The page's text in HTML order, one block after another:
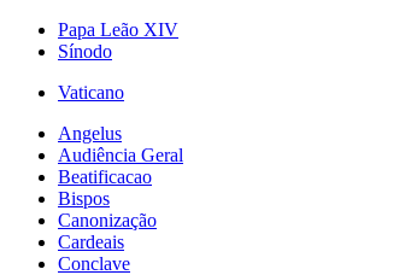
Papa Leão XIV
Sínodo
Vaticano
Angelus
Audiência Geral
Beatificacao
Bispos
Canonização
Cardeais
Conclave